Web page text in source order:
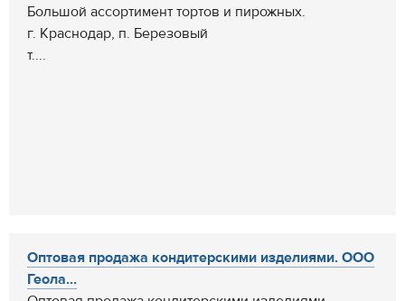
Большой ассортимент тортов и пирожных.
г. Краснодар, п. Березовый
т....
Оптовая продажа кондитерскими изделиями. ООО
Геола...